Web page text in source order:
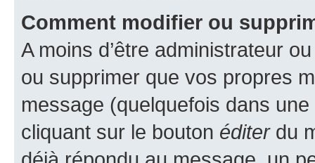
Comment modifier ou
A moins d’être administrateur
ou supprimer que vos propres
message (quelquefois dans
cliquant sur le bouton éditerdu